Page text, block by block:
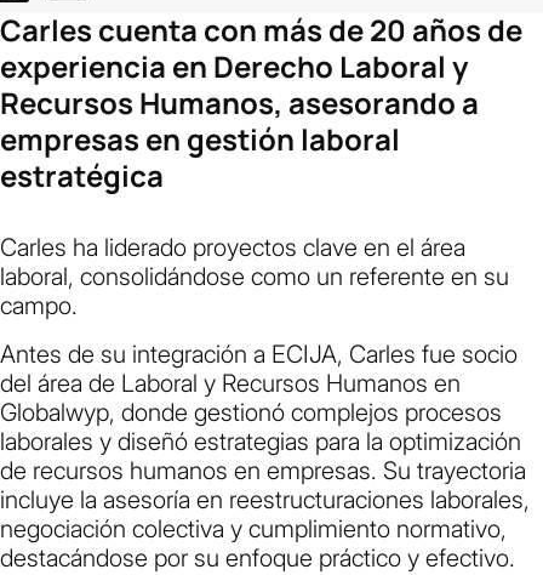
Carles cuenta con más de 20 años de
experiencia en Derecho Laboral y
Recursos Humanos, asesorando a
empresas en gestión laboral
estratégica
Carles ha liderado proyectos clave en el área
laboral, consolidándose como un referente en su
campo.
Antes de su integración a ECIJA, Carles fue socio
del área de Laboral y Recursos Humanos en
Globalwyp, donde gestionó complejos procesos
laborales y diseñó estrategias para la optimización
de recursos humanos en empresas. Su trayectoria
incluye la asesoría en reestructuraciones laborales,
negociación colectiva y cumplimiento normativo,
destacándose por su enfoque práctico y efectivo.